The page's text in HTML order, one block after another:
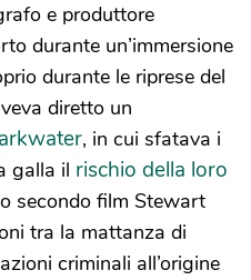
e produttore
durante un’immersione
durante le riprese del
diretto un
, in cui sfatava i
galla il rischio della loro
secondo film Stewart
tra la mattanza di
criminali all’origine